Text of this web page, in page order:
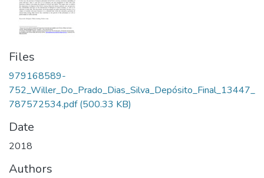
Files
979168589-
752_Willer_Do_Prado_Dias_Silva_Depósito_Final_13447_
787572534.pdf(500.33 KB)
Date
2018
Authors